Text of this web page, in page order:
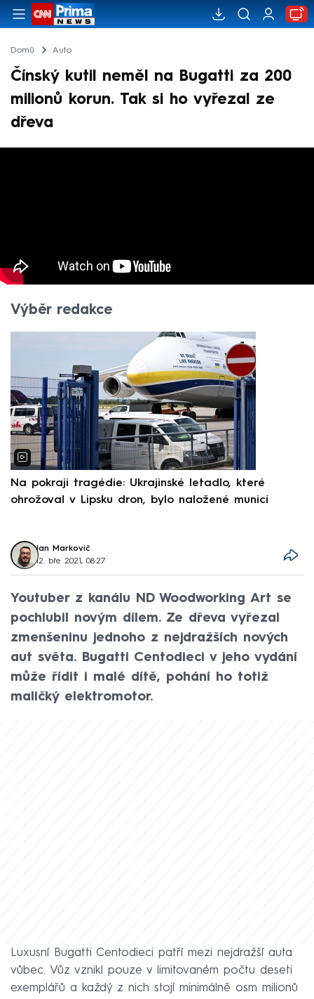
Domů Auto
Čínský kutil neměl na Bugatti za 200
milionů korun. Tak si ho vyřezal ze
dřeva
Výběr redakce
Na pokraji tragédie: Ukrajinské letadlo, které
ohrožoval v Lipsku dron, bylo naložené municí
Jan Markovič
12. bře 2021, 08:27
Youtuber z kanálu ND Woodworking Art se
pochlubil novým dílem. Ze dřeva vyřezal
zmenšeninu jednoho z nejdražších nových
aut světa. Bugatti Centodieci v jeho vydání
může řídit i malé dítě, pohání ho totiž
maličký elektromotor.
Luxusní Bugatti Centodieci patří mezi nejdražší auta
vůbec. Vůz vznikl pouze v limitovaném počtu deseti
exemplářů a každý z nich stojí minimálně osm milionů